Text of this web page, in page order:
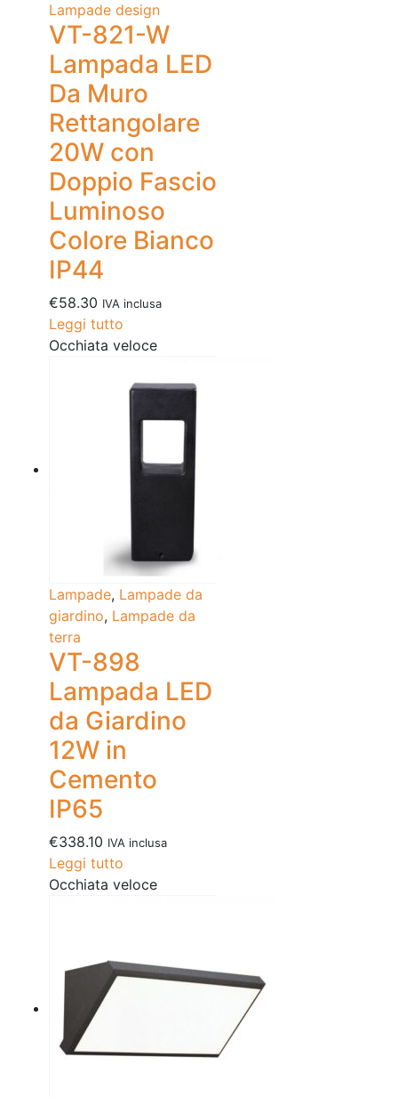
Lampade design
VT-821-W
Lampada LED
Da Muro
Rettangolare
20W con
Doppio Fascio
Luminoso
Colore Bianco
IP44
€58.30 IVA inclusa
Leggi tutto
Occhiata veloce
Lampade, Lampade da
giardino, Lampade da
terra
VT-898
Lampada LED
da Giardino
12W in
Cemento
IP65
€338.10 IVA inclusa
Leggi tutto
Occhiata veloce